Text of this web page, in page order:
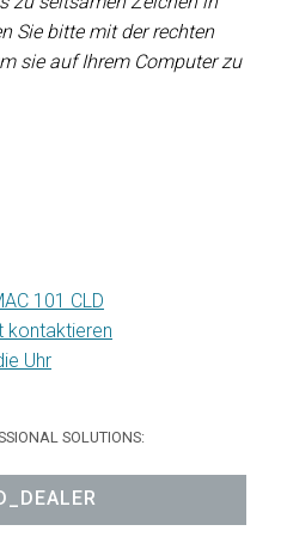
Sie bitte mit der rechten
sie auf Ihrem Computer zu
101 CLD
kontaktieren
Uhr
SOLUTIONS: